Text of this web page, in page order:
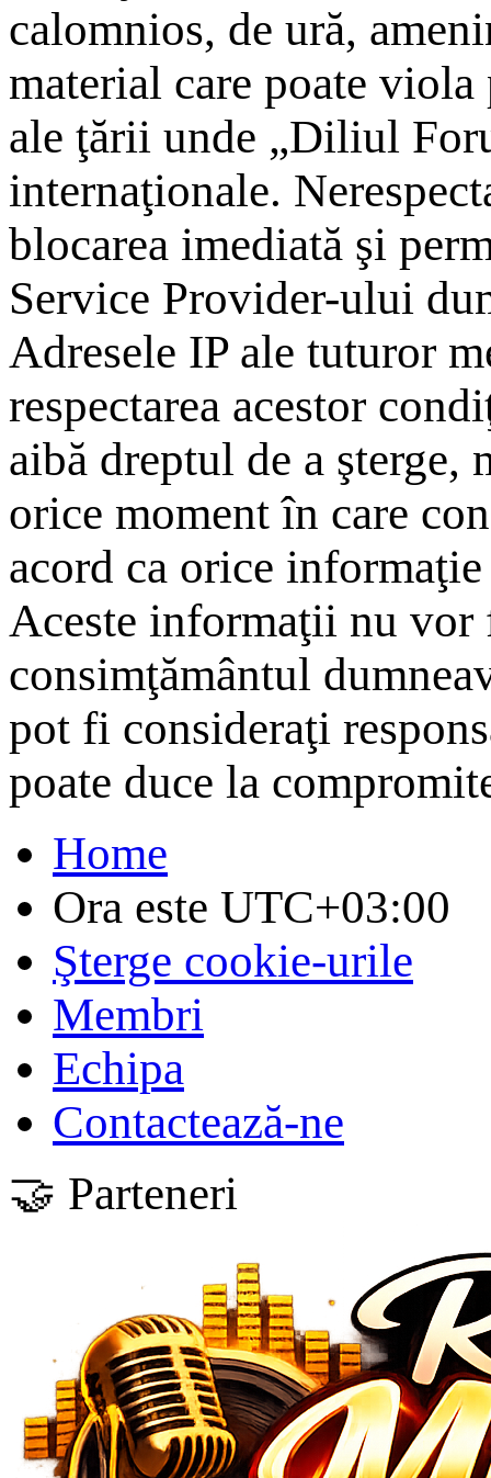
calomnios, de ură,
material care poate
ale ţării unde „Diliul
internaţionale.
blocarea imediată şi
Service Provider-ului
Adresele IP ale tuturor
respectarea acestor
aibă dreptul de a
orice moment în care
acord ca orice
Aceste informaţii nu
consimţământul
pot fi consideraţi
poate duce la
Home
Ora este UTC+03:00
Şterge cookie-urile
Membri
Echipa
Contactează-ne
🤝 Parteneri